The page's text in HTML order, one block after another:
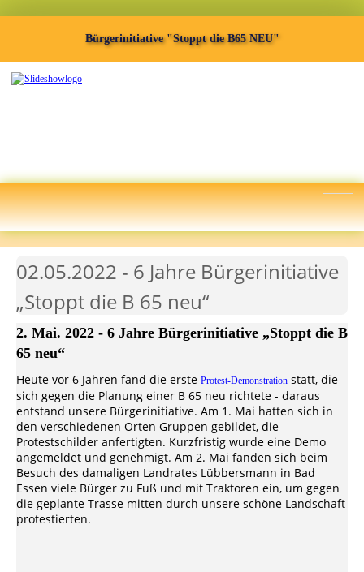
Bürgerinitiative "Stoppt die B65 NEU"
02.05.2022 - 6 Jahre Bürgerinitiative
„Stoppt die B 65 neu“
2. Mai. 2022 - 6 Jahre Bürgerinitiative „Stoppt die B
65 neu“
Heute vor 6 Jahren fand die erste Protest-Demonstration statt, die
sich gegen die Planung einer B 65 neu richtete - daraus
entstand unsere Bürgerinitiative. Am 1. Mai hatten sich in
den verschiedenen Orten Gruppen gebildet, die
Protestschilder anfertigten. Kurzfristig wurde eine Demo
angemeldet und genehmigt. Am 2. Mai fanden sich beim
Besuch des damaligen Landrates Lübbersmann in Bad
Essen viele Bürger zu Fuß und mit Traktoren ein, um gegen
die geplante Trasse mitten durch unsere schöne Landschaft
protestierten.